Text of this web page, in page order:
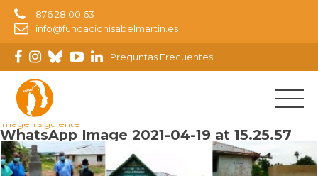
876 28 00 63
info@fundacionisabelmartin.es
Preguntas Frecuentes
Imagen anterior
Imagen siguiente
WhatsApp Image 2021-04-19 at 15.25.57